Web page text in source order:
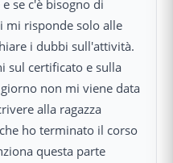
se c'è bisogno di
mi risponde solo alle
i dubbi sull'attività.
sul certificato e sulla
non mi viene data
alla ragazza
ho terminato il corso
questa parte